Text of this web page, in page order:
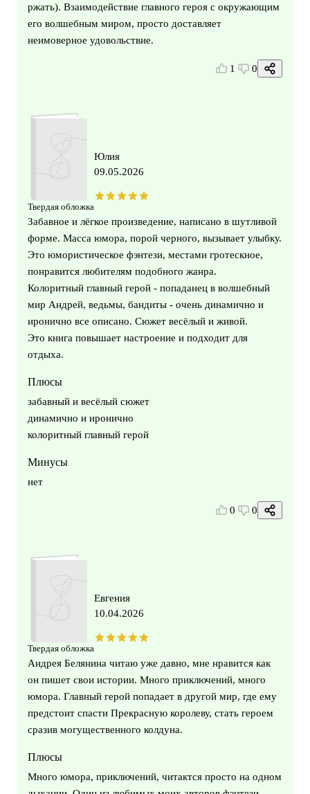
ржать). Взаимодействие главного героя с окружающим
его волшебным миром, просто доставляет
неимоверное удовольствие.
1 0
Твердая обложка
Юлия
09.05.2026
Забавное и лёгкое произведение, написано в шутливой
форме. Масса юмора, порой черного, вызывает улыбку.
Это юмористическое фэнтези, местами гротескное,
понравится любителям подобного жанра.
Колоритный главный герой - попаданец в волшебный
мир Андрей, ведьмы, бандиты - очень динамично и
иронично все описано. Сюжет весёлый и живой.
Это книга повышает настроение и подходит для
отдыха.
Плюсы
забавный и весёлый сюжет
динамично и иронично
колоритный главный герой
Минусы
нет
0 0
Твердая обложка
Евгения
10.04.2026
Андрея Белянина читаю уже давно, мне нравится как
он пишет свои истории. Много приключений, много
юмора. Главный герой попадает в другой мир, где ему
предстоит спасти Прекрасную королеву, стать героем
сразив могущественного колдуна.
Плюсы
Много юмора, приключений, читактся просто на одном